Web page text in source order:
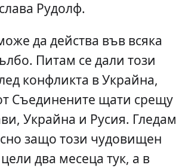
Рудолф.
да действа във всяка
Питам се дали този
конфликта в Украйна,
Съединените щати срещу
Украйна и Русия. Гледам
защо този чудовищен
два месеца тук, а в